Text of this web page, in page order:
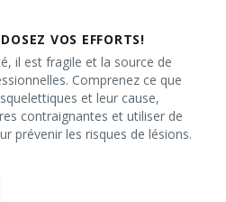
VOS EFFORTS!
il est fragile et la source de
Comprenez ce que
et leur cause,
contraignantes et utiliser de
prévenir les risques de lésions.